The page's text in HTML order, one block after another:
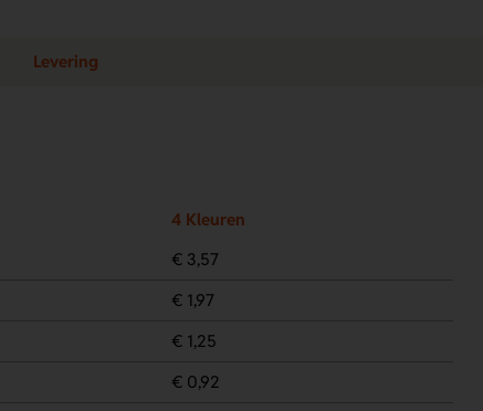
Levering
4 Kleuren
€ 3,57
€ 1,97
€ 1,25
€ 0,92